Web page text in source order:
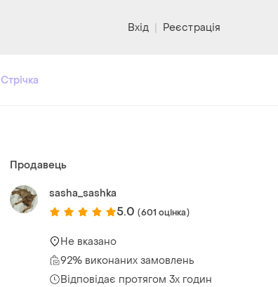
Вхід | Реєстрація
Стрічка
Продавець
sasha_sashka
5.0 (601 оцінка)
Не вказано
92% виконаних замовлень
Відповідає протягом 3х годин